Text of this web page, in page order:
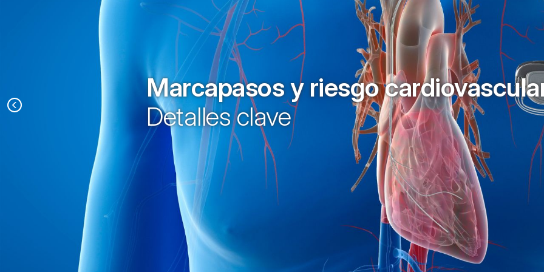
Marcapasos y riesgo
Detalles clave